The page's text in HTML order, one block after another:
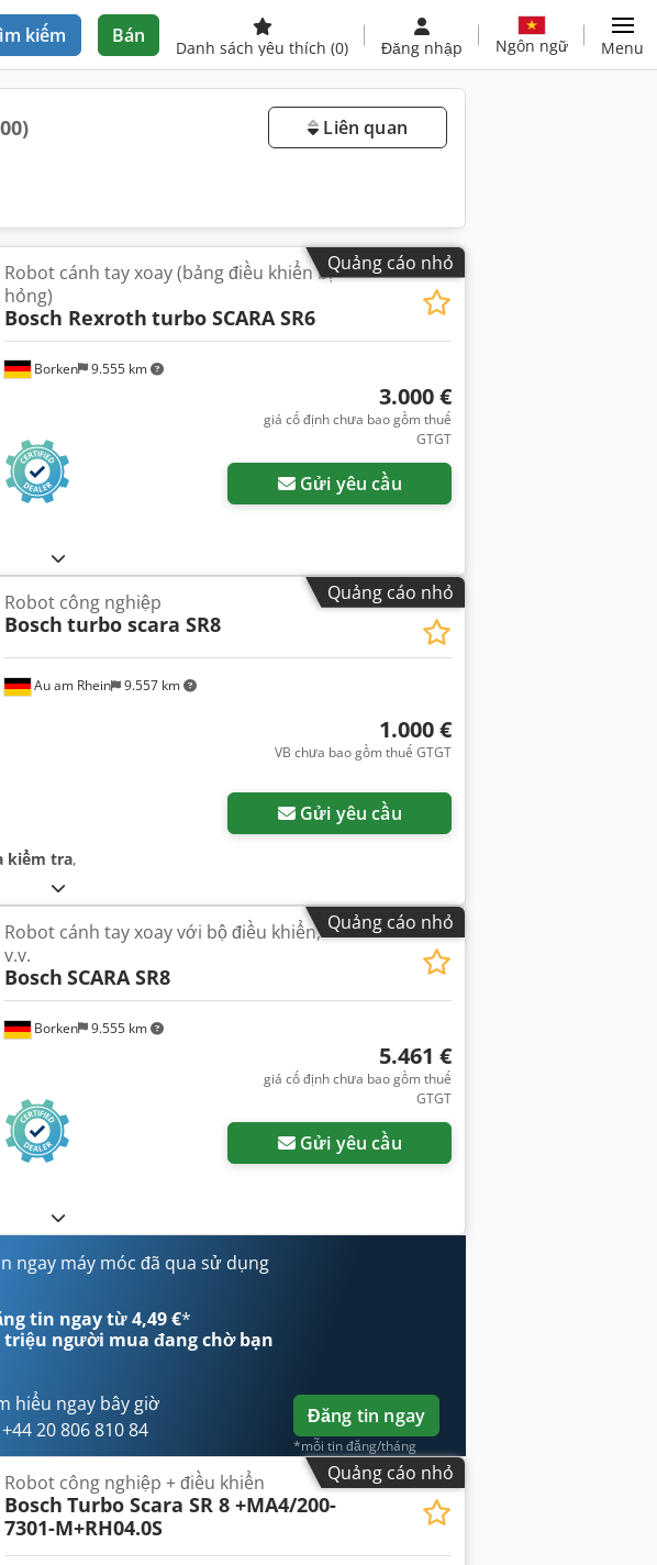
kiếm Bán
Danh sách yêu thích (0) Đăng nhập Ngôn ngữ Menu
Liên quan
Quảng cáo nhỏ
Borken 9.555 km
Robot cánh tay xoay (bảng điều khiển bị
hỏng)
Bosch Rexroth turbo SCARA SR6
3.000 €
giá cố định chưa bao gồm thuế
GTGT
Gửi yêu cầu
Quảng cáo nhỏ
Au am Rhein 9.557 km
Robot công nghiệp
Bosch turbo scara SR8
1.000 €
VB chưa bao gồm thuế GTGT
Gửi yêu cầu
kiểm tra,
Quảng cáo nhỏ
Borken 9.555 km
Robot cánh tay xoay với bộ điều khiển,
v.v.
Bosch SCARA SR8
5.461 €
giá cố định chưa bao gồm thuế
GTGT
Gửi yêu cầu
ngay máy móc đã qua sử dụng
tin ngay từ 4,49 €*
triệu người mua đang chờ bạn
hiểu ngay bây giờ
+44 20 806 810 84
Đăng tin ngay
*mỗi tin đăng/tháng
Quảng cáo nhỏ
Robot công nghiệp + điều khiển
Bosch Turbo Scara SR 8 +MA4/200-
7301-M+RH04.0S